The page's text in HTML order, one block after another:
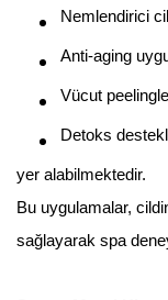
Nemlendirici
Anti-aging
Vücut
Detoks
yer alabilmektedir.
Bu uygulamalar,
sağlayarak spa